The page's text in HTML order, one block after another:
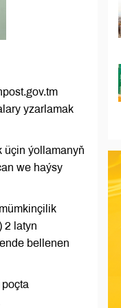
yzarlamak
üçin ýollamanyň
we haýsy
2 latyn
bellenen